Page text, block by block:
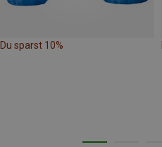
Du sparst 10%